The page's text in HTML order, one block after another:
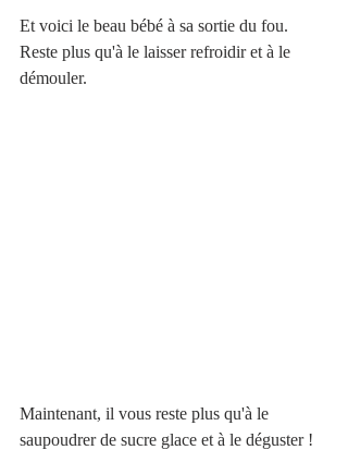
Et voici le beau bébé à sa sortie du fou.
Reste plus qu'à le laisser refroidir et à le
démouler.
Maintenant, il vous reste plus qu'à le
saupoudrer de sucre glace et à le déguster !